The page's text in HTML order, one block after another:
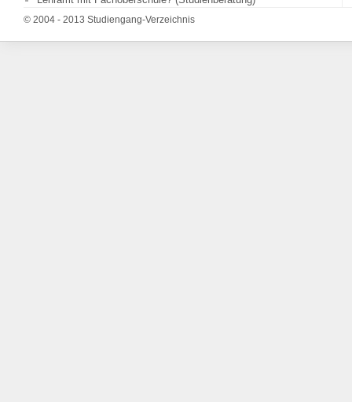
© 2004 - 2013 Studiengang-Verzeichnis